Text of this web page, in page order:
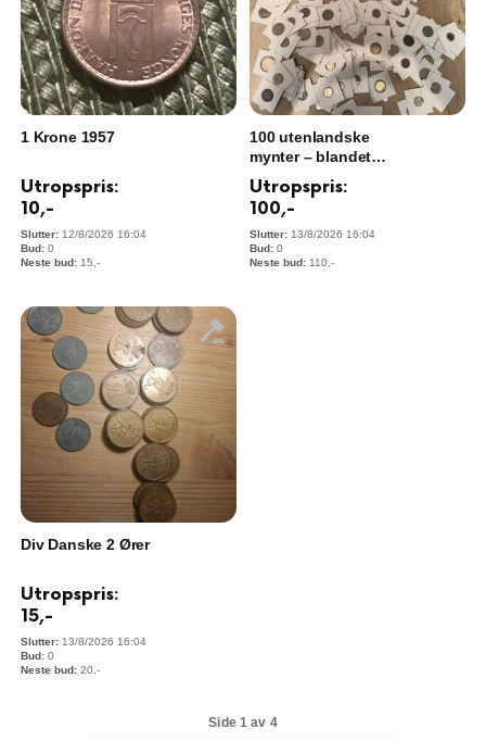
1 Krone 1957
Utropspris:
10,-
12/8/2026 16:04
0
15 ,-
100 utenlandske
mynter – blandet
samling i kapsler
Utropspris:
100,-
13/8/2026 16:04
0
110 ,-
Div Danske 2 Ører
Utropspris:
15,-
13/8/2026 16:04
0
20 ,-
Side 1 av 4